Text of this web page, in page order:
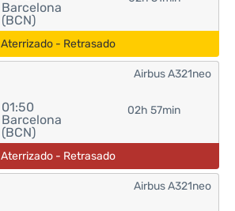
Barcelona
(BCN)
Aterrizado - Retrasado
01:50
Barcelona
(BCN)
02h 57min
Airbus A321neo
Aterrizado - Retrasado
Airbus A321neo